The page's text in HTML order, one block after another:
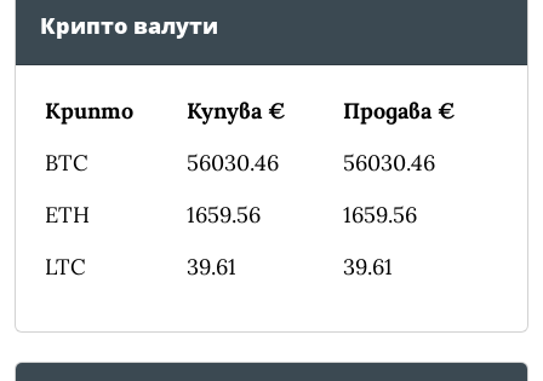
Крипто валути
Крипто Купува €
Продава €
BTC
56030.46
56030.46
ETH
1659.56
1659.56
LTC
39.61 39.61